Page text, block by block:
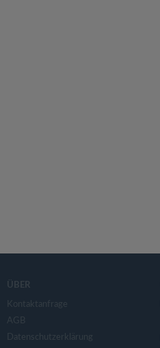
ÜBER
Kontaktanfrage
AGB
Datenschutzerklärung